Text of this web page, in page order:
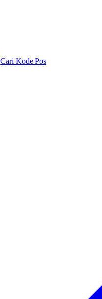
Cari Kode Pos